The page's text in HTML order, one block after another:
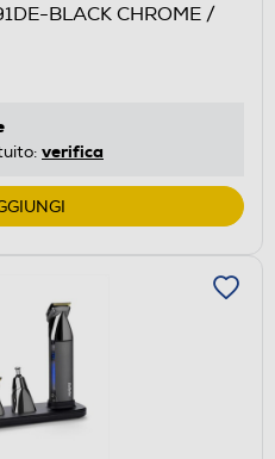
BLACK CHROME /
verifica